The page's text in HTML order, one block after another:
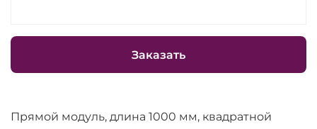
Заказать
Прямой модуль, длина 1000 мм, квадратной